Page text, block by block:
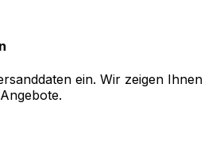
Versandoption und
vor.